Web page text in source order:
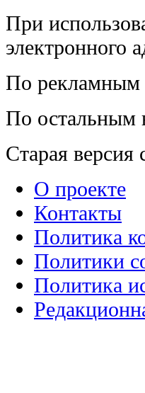
При
электронного
По рекламным
По остальным
Старая
О проекте
Контакты
Политика
Политики
Политика